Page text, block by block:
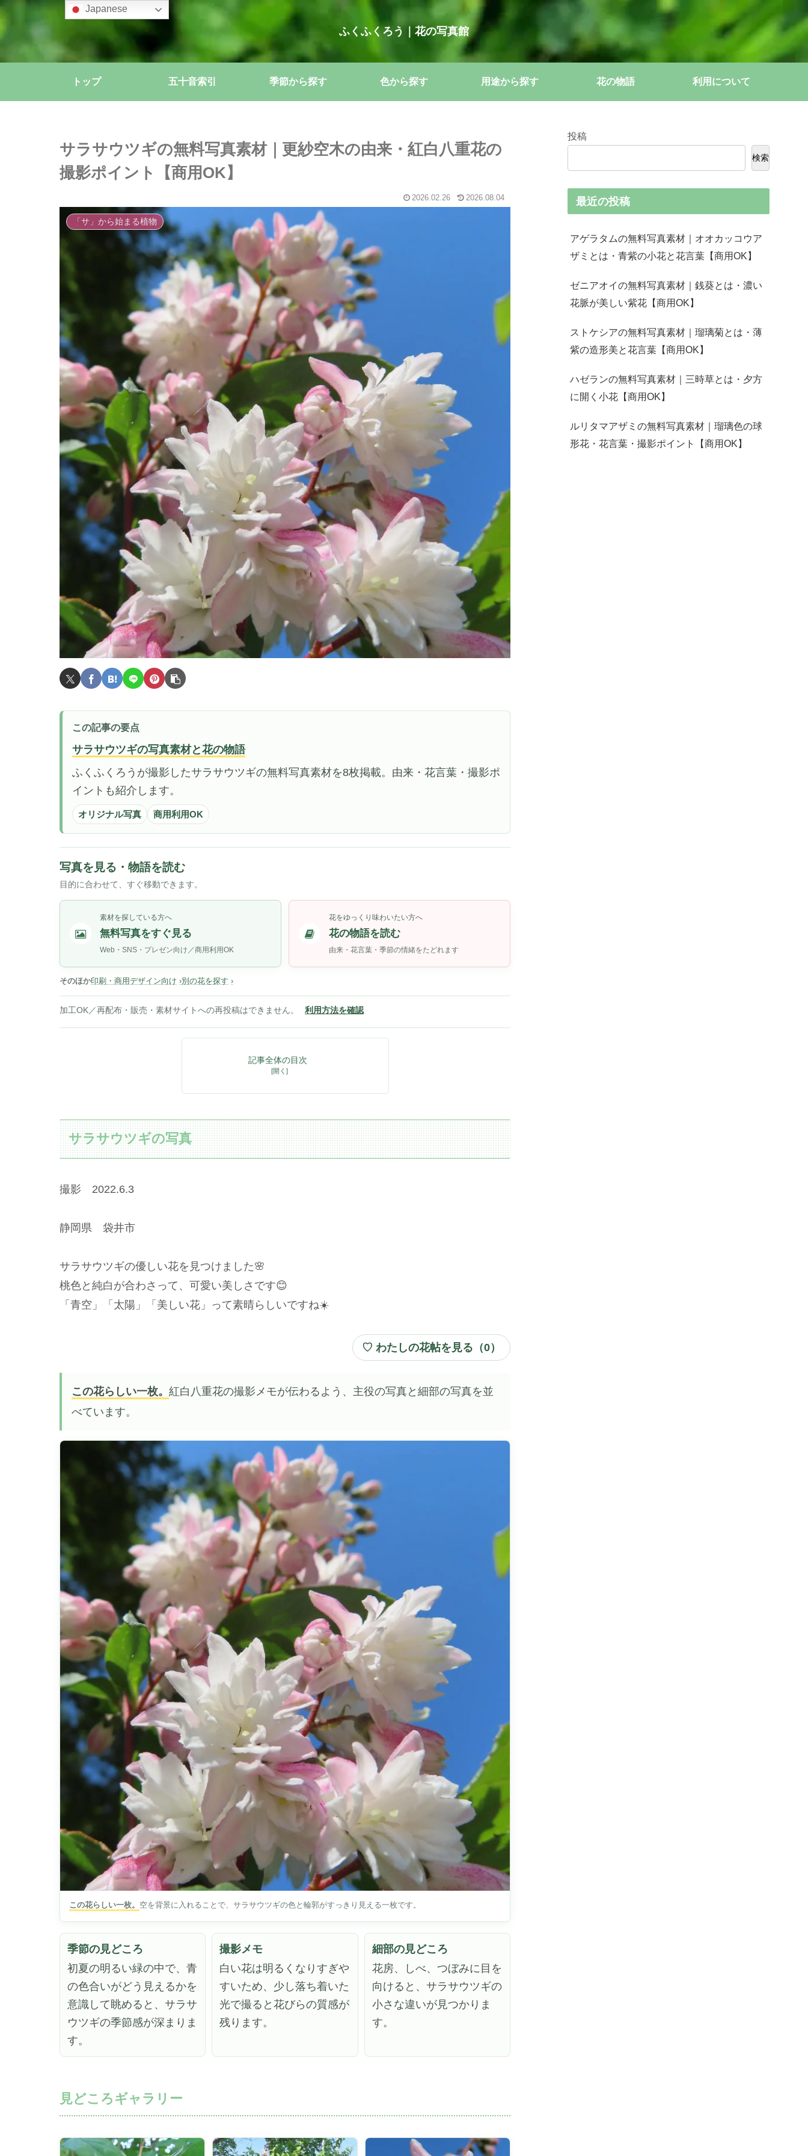
ふくふくろう｜花の写真館
トップ 五十音索引 季節から探す 色から探す 用途から探す 花の物語 利用について
サラサウツギの無料写真素材｜更紗空木の由来・紅白八重花の
撮影ポイント【商用OK】
2026.02.26 2026.08.04
「サ」から始まる植物
この記事の要点
サラサウツギの写真素材と花の物語
ふくふくろうが撮影したサラサウツギの無料写真素材を8枚掲載。由来・花言葉・撮影ポ
イントも紹介します。
オリジナル写真 商用利用OK
写真を見る・物語を読む
目的に合わせて、すぐ移動できます。
素材を探している方へ
無料写真をすぐ見る
Web・SNS・プレゼン向け／商用利用OK
花をゆっくり味わいたい方へ
花の物語を読む
由来・花言葉・季節の情緒をたどれます
そのほか印刷・商用デザイン向け 別の花を探す
加工OK／再配布・販売・素材サイトへの再投稿はできません。 利用方法を確認
記事全体の目次
サラサウツギの写真
撮影 2022.6.3
静岡県 袋井市
サラサウツギの優しい花を見つけました🌸
桃色と純白が合わさって、可愛い美しさです😊
「青空」「太陽」「美しい花」って素晴らしいですね☀️
♡ わたしの花帖を見る（0）
この花らしい一枚。 紅白八重花の撮影メモが伝わるよう、主役の写真と細部の写真を並
べています。
この花らしい一枚。 空を背景に入れることで、サラサウツギの色と輪郭がすっきり見える一枚です。
季節の見どころ
初夏の明るい緑の中で、青
の色合いがどう見えるかを
意識して眺めると、サラサ
ウツギの季節感が深まりま
す。
撮影メモ
白い花は明るくなりすぎや
すいため、少し落ち着いた
光で撮ると花びらの質感が
残ります。
細部の見どころ
花房、しべ、つぼみに目を
向けると、サラサウツギの
小さな違いが見つかりま
す。
見どころギャラリー
投稿
検索
最近の投稿
アゲラタムの無料写真素材｜オオカッコウア
ザミとは・青紫の小花と花言葉【商用OK】
ゼニアオイの無料写真素材｜銭葵とは・濃い
花脈が美しい紫花【商用OK】
ストケシアの無料写真素材｜瑠璃菊とは・薄
紫の造形美と花言葉【商用OK】
ハゼランの無料写真素材｜三時草とは・夕方
に開く小花【商用OK】
ルリタマアザミの無料写真素材｜瑠璃色の球
形花・花言葉・撮影ポイント【商用OK】
Japanese